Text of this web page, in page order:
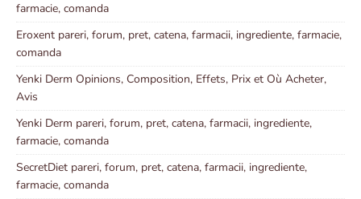
farmacie, comanda
Eroxent pareri, forum, pret, catena, farmacii, ingrediente, farmacie,
comanda
Yenki Derm Opinions, Composition, Effets, Prix et Où Acheter,
Avis
Yenki Derm pareri, forum, pret, catena, farmacii, ingrediente,
farmacie, comanda
SecretDiet pareri, forum, pret, catena, farmacii, ingrediente,
farmacie, comanda